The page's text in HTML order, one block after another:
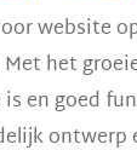
website
het
en goed
ontwerp